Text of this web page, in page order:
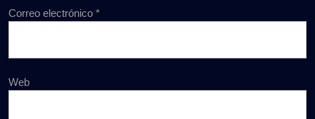
Correo electrónico *
Web